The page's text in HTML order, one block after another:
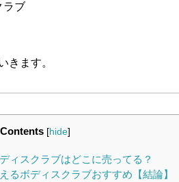
ラブ
きます。
Contents [hide]
ィスクラブはどこに売ってる？
るボディスクラブおすすめ【結論】